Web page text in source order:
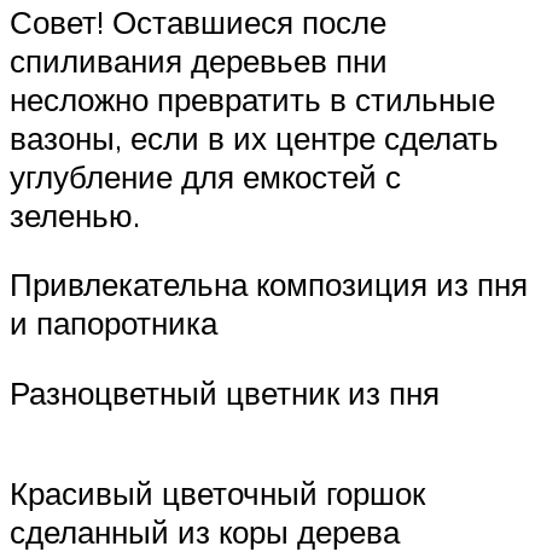
Совет! Оставшиеся после
спиливания деревьев пни
несложно превратить в стильные
вазоны, если в их центре сделать
углубление для емкостей с
зеленью.
Привлекательна композиция из пня
и папоротника
Разноцветный цветник из пня
Красивый цветочный горшок
сделанный из коры дерева